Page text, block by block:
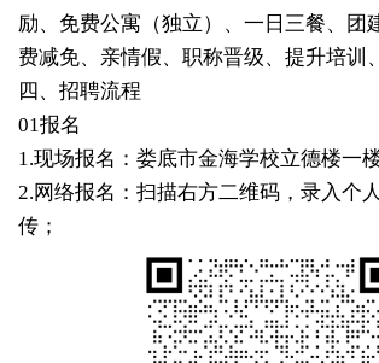
励、免费公寓（独立）、一日三餐、团
费减免、亲情假、职称晋级、提升培训
四、招聘流程
01报名
1.现场报名：娄底市金海学校立德楼一
2.网络报名：扫描右方二维码，录入个
传；